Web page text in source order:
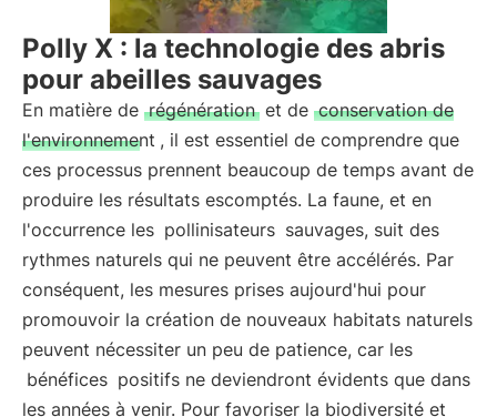
Polly X : la technologie des abris
pour abeilles sauvages
En matière de régénération et de conservation de
l'environnement , il est essentiel de comprendre que
ces processus prennent beaucoup de temps avant de
produire les résultats escomptés. La faune, et en
l'occurrence les pollinisateurs sauvages, suit des
rythmes naturels qui ne peuvent être accélérés. Par
conséquent, les mesures prises aujourd'hui pour
promouvoir la création de nouveaux habitats naturels
peuvent nécessiter un peu de patience, car les
bénéfices positifs ne deviendront évidents que dans
les années à venir. Pour favoriser la biodiversité et